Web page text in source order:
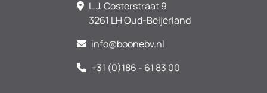
L.J. Costerstraat 9
3261 LH Oud-Beijerland
info@boonebv.nl
+31 (0)186 - 61 83 00